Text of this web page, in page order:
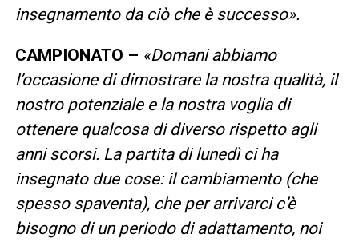
insegnamento da ciò che è successo».
CAMPIONATO – «Domani abbiamo
l’occasione di dimostrare la nostra qualità, il
nostro potenziale e la nostra voglia di
ottenere qualcosa di diverso rispetto agli
anni scorsi. La partita di lunedì ci ha
insegnato due cose: il cambiamento (che
spesso spaventa), che per arrivarci c’è
bisogno di un periodo di adattamento, noi